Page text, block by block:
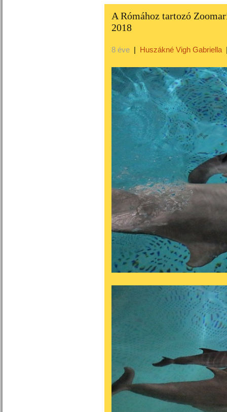
A Rómához tartozó
2018
8 éve | Huszákné Vigh Gabriella